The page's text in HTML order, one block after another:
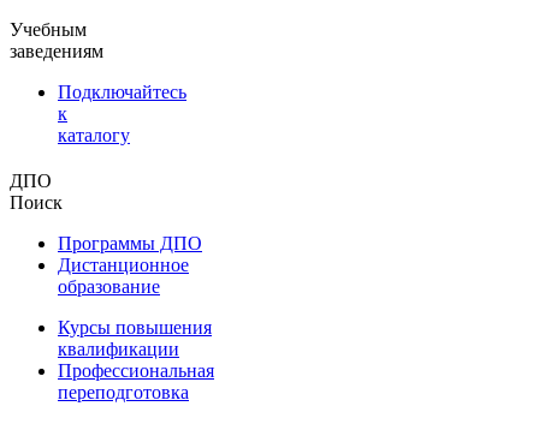
Учебным
заведениям
Подключайтесь
к
каталогу
ДПО
Поиск
Программы ДПО
Дистанционное
образование
Курсы повышения
квалификации
Профессиональная
переподготовка